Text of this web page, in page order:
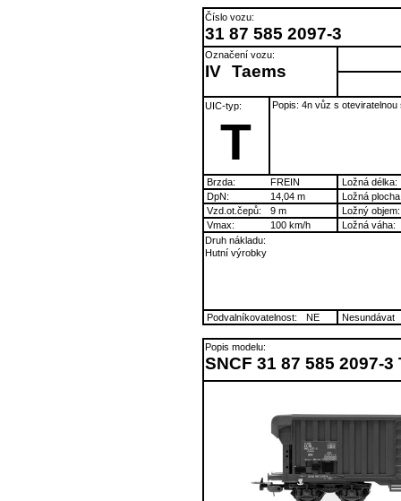
Číslo vozu:
31 87 585 2097-3
Označení vozu:
IV Taems
UIC-typ:
T
Popis: 4n vůz s oteviratelnou
Brzda: FREIN
Ložná délka:
DpN:
14,04 m
Ložná
Vzd.ot.čepů:
9 m
Ložný objem:
Vmax:
100 km/h
Ložná váha:
Druh nákladu:
Hutní výrobky
Podvalníkovatelnost: NE Nesundávat
Popis modelu:
SNCF 31 87 585 2097-3